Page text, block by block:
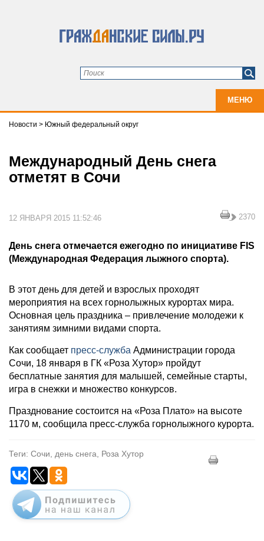
МЕНЮ
Новости > Южный федеральный округ
Международный День снега
отметят в Сочи
12 ЯНВАРЯ 2015 11:52:46 2370
День снега отмечается ежегодно по инициативе FIS
(Международная Федерация лыжного спорта).
В этот день для детей и взрослых проходят
мероприятия на всех горнолыжных курортах мира.
Основная цель праздника – привлечение молодежи к
занятиям зимними видами спорта.
Как сообщает пресс-служба Администрации города
Сочи, 18 января в ГК «Роза Хутор» пройдут
бесплатные занятия для малышей, семейные старты,
игра в снежки и множество конкурсов.
Празднование состоится на «Роза Плато» на высоте
1170 м, сообщила пресс-служба горнолыжного курорта.
Теги: Сочи, день снега, Роза Хутор